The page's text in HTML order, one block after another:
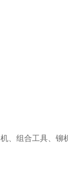
、组合工具、铆